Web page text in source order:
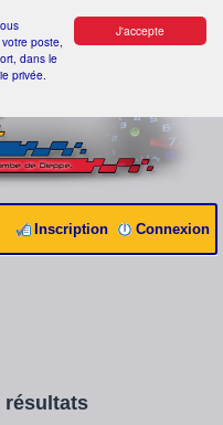
J'accepte
poste,
dans le
privée.
Connexion
Inscription
résultats